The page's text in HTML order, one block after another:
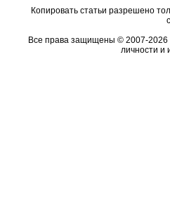
Копировать статьи разрешено
Все права защищены © 2007-2026
личности и